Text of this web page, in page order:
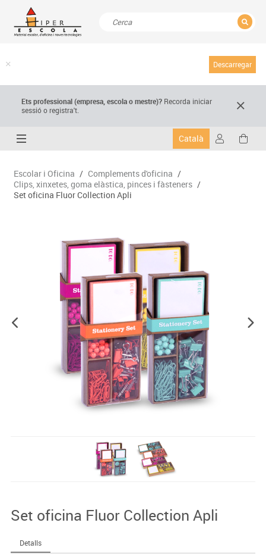
Descarregar
Ets professional (empresa,escola o mestre)? Recorda iniciar
sessió o registra't.
Català
Escolar i Oficina / Complements d'oficina /
Clips, xinxetes, goma elàstica, pinces i fàsteners /
Set oficina Fluor Collection Apli
Set oficina Fluor Collection Apli
Detalls